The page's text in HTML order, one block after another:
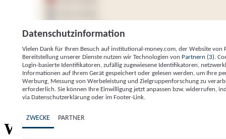
Institutional Money
ImpressumDatenschutzerklärung
Willkommen bei
Datenschutzinformation
Vielen Dank für Ihren Besuch auf institutional-money.com, der Website von
Bereitstellung unserer Dienste nutzen wir Technologien von Partnern (3) .
Login-basierte Identifikatoren, zufällig zugewiesene Identifikatoren,
Informationen auf Ihrem Gerät gespeichert oder gelesen werden, um Ihre
Werbung, Messung von Werbeleistung und Zielgruppenforschung zu
erforderlich. Sie können Ihre Einwilligung jetzt anpassen bzw. widerrufen,
via Datenschutzerklärung oder im Footer-Link.
ZWECKE PARTNER